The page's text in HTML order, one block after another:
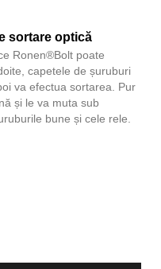
sortare optică
Ronen®Bolt poate
capetele de șuruburi
va efectua sortarea. Pur
și le va muta sub
bune și cele rele.